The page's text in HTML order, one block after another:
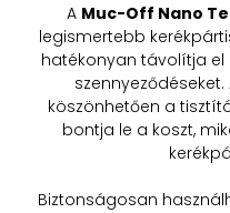
A Muc-Off Nano
legismertebb
hatékonyan távolítja el
köszönhetően a
bontja le a koszt,
Biztonságosan